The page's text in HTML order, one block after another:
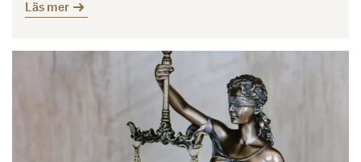
Läs mer